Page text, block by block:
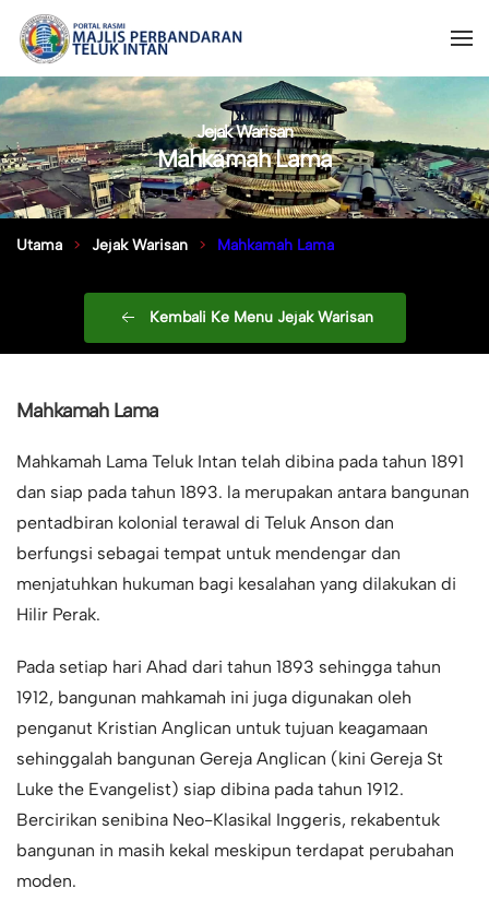
Jejak Warisan
Mahkamah Lama
Utama Jejak Warisan Mahkamah Lama
Kembali Ke Menu Jejak Warisan
Mahkamah Lama
Mahkamah Lama Teluk Intan telah dibina pada tahun 1891
dan siap pada tahun 1893. la merupakan antara bangunan
pentadbiran kolonial terawal di Teluk Anson dan
berfungsi sebagai tempat untuk mendengar dan
menjatuhkan hukuman bagi kesalahan yang dilakukan di
Hilir Perak.
Pada setiap hari Ahad dari tahun 1893 sehingga tahun
1912, bangunan mahkamah ini juga digunakan oleh
penganut Kristian Anglican untuk tujuan keagamaan
sehinggalah bangunan Gereja Anglican (kini Gereja St
Luke the Evangelist) siap dibina pada tahun 1912.
Bercirikan senibina Neo-Klasikal Inggeris, rekabentuk
bangunan in masih kekal meskipun terdapat perubahan
moden.